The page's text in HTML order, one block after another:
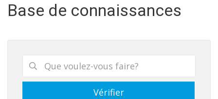
Base de connaissances